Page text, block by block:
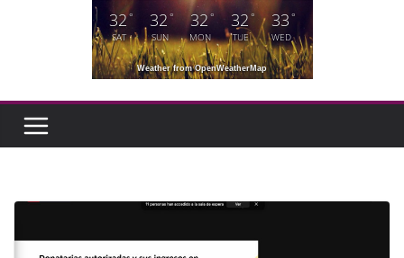
32°
SAT
32 °
SUN
32°
MON
32 °
TUE
33 °
WED
Weather from OpenWeatherMap